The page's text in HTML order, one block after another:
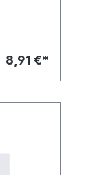
8,91 €*